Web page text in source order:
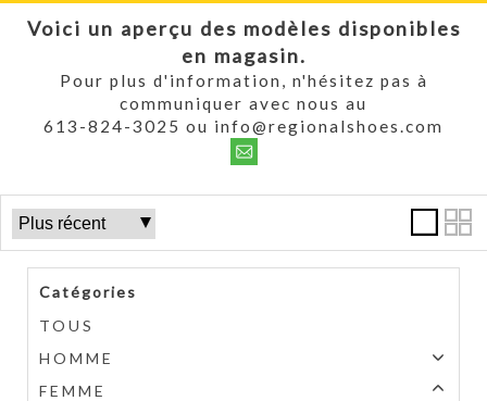
Voici un aperçu des modèles disponibles
en magasin.
Pour plus d'information, n'hésitez pas à
communiquer avec nous au
613-824-3025 ou info@regionalshoes.com
Catégories
TOUS
HOMME
FEMME